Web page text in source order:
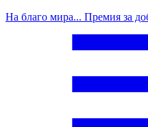
На благо мира... Премия за